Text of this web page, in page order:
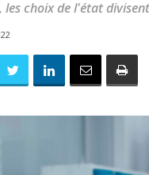
choix de l'état